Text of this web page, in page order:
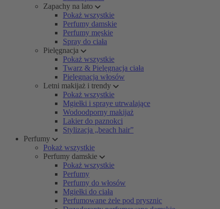
Zapachy na lato
Pokaż wszystkie
Perfumy damskie
Perfumy męskie
Spray do ciała
Pielęgnacja
Pokaż wszystkie
Twarz & Pielęgnacja ciała
Pielęgnacja włosów
Letni makijaż i trendy
Pokaż wszystkie
Mgiełki i spraye utrwalające
Wodoodporny makijaż
Lakier do paznokci
Stylizacja „beach hair”
Perfumy
Pokaż wszystkie
Perfumy damskie
Pokaż wszystkie
Perfumy
Perfumy do włosów
Mgiełki do ciała
Perfumowane żele pod prysznic